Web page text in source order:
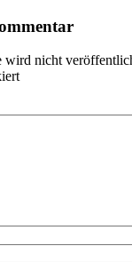
wird nicht